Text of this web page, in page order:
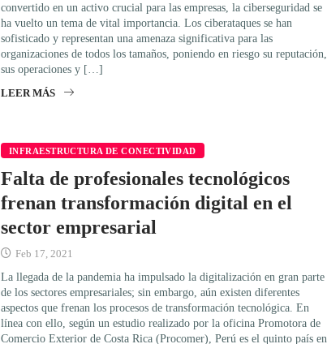
convertido en un activo crucial para las empresas, la ciberseguridad se
ha vuelto un tema de vital importancia. Los ciberataques se han
sofisticado y representan una amenaza significativa para las
organizaciones de todos los tamaños, poniendo en riesgo su reputación,
sus operaciones y […]
LEER MÁS
INFRAESTRUCTURA DE CONECTIVIDAD
Falta de profesionales tecnológicos
frenan transformación digital en el
sector empresarial
Feb 17, 2021
La llegada de la pandemia ha impulsado la digitalización en gran parte
de los sectores empresariales; sin embargo, aún existen diferentes
aspectos que frenan los procesos de transformación tecnológica. En
línea con ello, según un estudio realizado por la oficina Promotora de
Comercio Exterior de Costa Rica (Procomer), Perú es el quinto país en